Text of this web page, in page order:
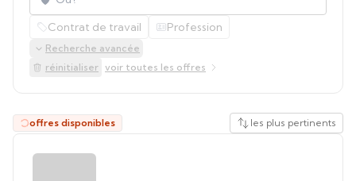
Contrat de travail Profession
Recherche avancée
réinitialiser voir toutes les offres
offres disponibles les plus pertinents